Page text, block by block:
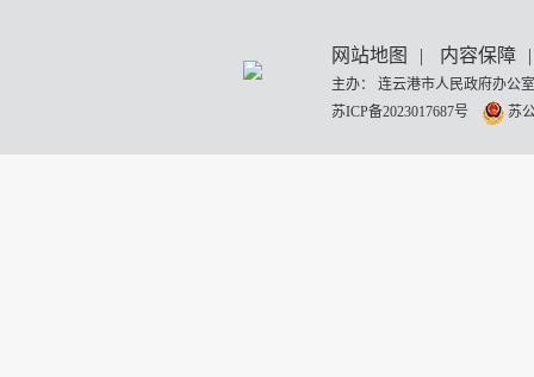
网站地图 | 内容保障 |
主办： 连云港市人民政府办
苏ICP备2023017687号
苏